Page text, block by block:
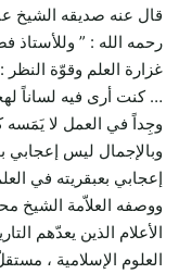
قال عنه صديقه الشيخ
رحمه الله : ” وللأستاذ
غزارة العلم وقوّة
… كنت أرى فيه لساناً
وجِداً في العمل لا يَمَسه
وبالإجمال ليس إعجابي
إعجابي بعبقريته في
ووصفه العلاّمة الشيخ
الأعلام الذين يعدّهم
العلوم الإسلامية ،